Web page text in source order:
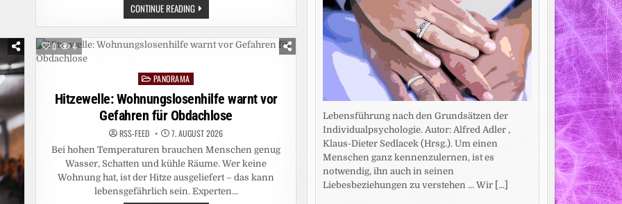
CONTINUE READINGBUCH
„WOHLBEFINDEN
UND
PSYCHISCHE
GESUNDHEIT
0 4
PostedPANORAMA
Hitzewelle: Wohnungslosenhilfe warnt vor
Gefahren für Obdachlose
RSS-FEED 7. AUGUST 2026
Bei hohen Temperaturen brauchen Menschen genug
Wasser, Schatten und kühle Räume. Wer keine
Wohnung hat, ist der Hitze ausgeliefert – das kann
lebensgefährlich sein. Experten…
Lebensführung nach den Grundsätzen der
Individualpsychologie. Autor: Alfred Adler ,
Klaus-Dieter Sedlacek (Hrsg.). Um einen
Menschen ganz kennenzulernen, ist es
notwendig, ihn auch in seinen
Liebesbeziehungen zu verstehen ... Wir [...]